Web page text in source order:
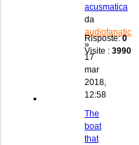
acusmatica
da
audiofanatic
»
17
mar
2018,
12:58
Risposte:0
Visite : 3990
The
boat
that